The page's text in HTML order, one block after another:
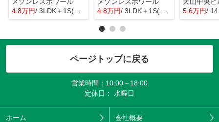
メゾンレスポワール
4.8万円/ 3LDK＋1S(納戸)
メゾンレスポワール
4.8万円/ 3LDK＋1S(納戸)
天山中央ビ
5.6万円/
ページトップに戻る
営業時間：10:00～18:00
定休日： 水曜日
ホーム 会社概要